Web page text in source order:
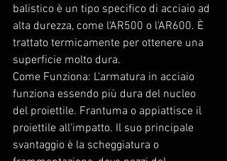
balistico è un tipo specifico di acciaio ad
alta durezza, come l'AR500 o l'AR600. È
trattato termicamente per ottenere una
superficie molto dura.
Come Funziona: L'armatura in acciaio
funziona essendo più dura del nucleo
del proiettile. Frantuma o appiattisce il
proiettile all'impatto. Il suo principale
svantaggio è la scheggiatura o